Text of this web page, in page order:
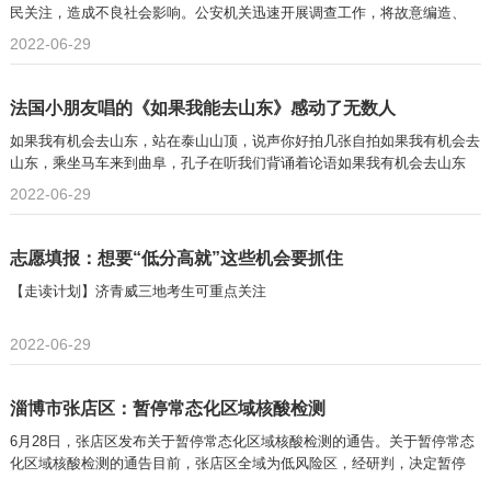
民关注，造成不良社会影响。公安机关迅速开展调查工作，将故意编造、
2022-06-29
法国小朋友唱的《如果我能去山东》感动了无数人
如果我有机会去山东，站在泰山山顶，说声你好拍几张自拍如果我有机会去
山东，乘坐马车来到曲阜，孔子在听我们背诵着论语如果我有机会去山东
2022-06-29
志愿填报：想要“低分高就”这些机会要抓住
【走读计划】济青威三地考生可重点关注
2022-06-29
淄博市张店区：暂停常态化区域核酸检测
6月28日，张店区发布关于暂停常态化区域核酸检测的通告。关于暂停常态
化区域核酸检测的通告目前，张店区全域为低风险区，经研判，决定暂停